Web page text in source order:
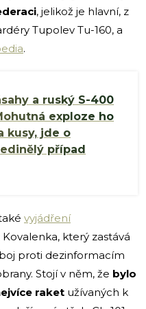
, jelikož je hlavní, z
Tupolev Tu-160, a
.
a ruský S-400
exploze ho
kusy, jde o
případ
vyjádření
který zastává
proti dezinformacím
Stojí v něm, že bylo
raket užívaných k